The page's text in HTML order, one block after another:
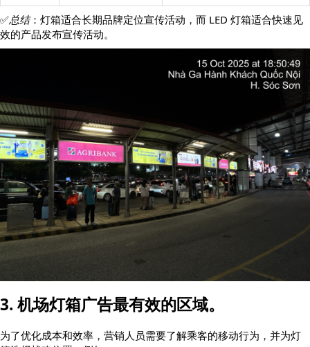
✅总结：灯箱适合长期品牌定位宣传活动，而 LED 灯箱适合快速见
效的产品发布宣传活动。
3. 机场灯箱广告最有效的区域。
为了优化成本和效率，营销人员需要了解乘客的移动行为，并为灯